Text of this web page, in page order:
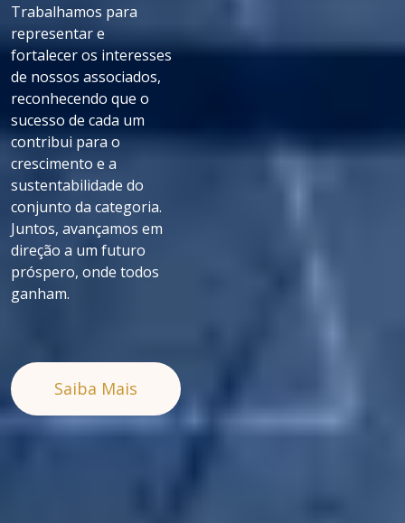
Trabalhamos para
representar e
fortalecer os interesses
de nossos associados,
reconhecendo que o
sucesso de cada um
contribui para o
crescimento e a
sustentabilidade do
conjunto da categoria.
Juntos, avançamos em
direção a um futuro
próspero, onde todos
ganham.
Saiba Mais